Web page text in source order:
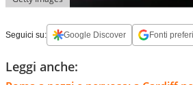
Seguici su: Google Discover Fonti
Leggi anche: